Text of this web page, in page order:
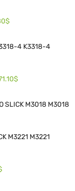
4 K3318-4
SLICK M3018 M3018
M3221 M3221